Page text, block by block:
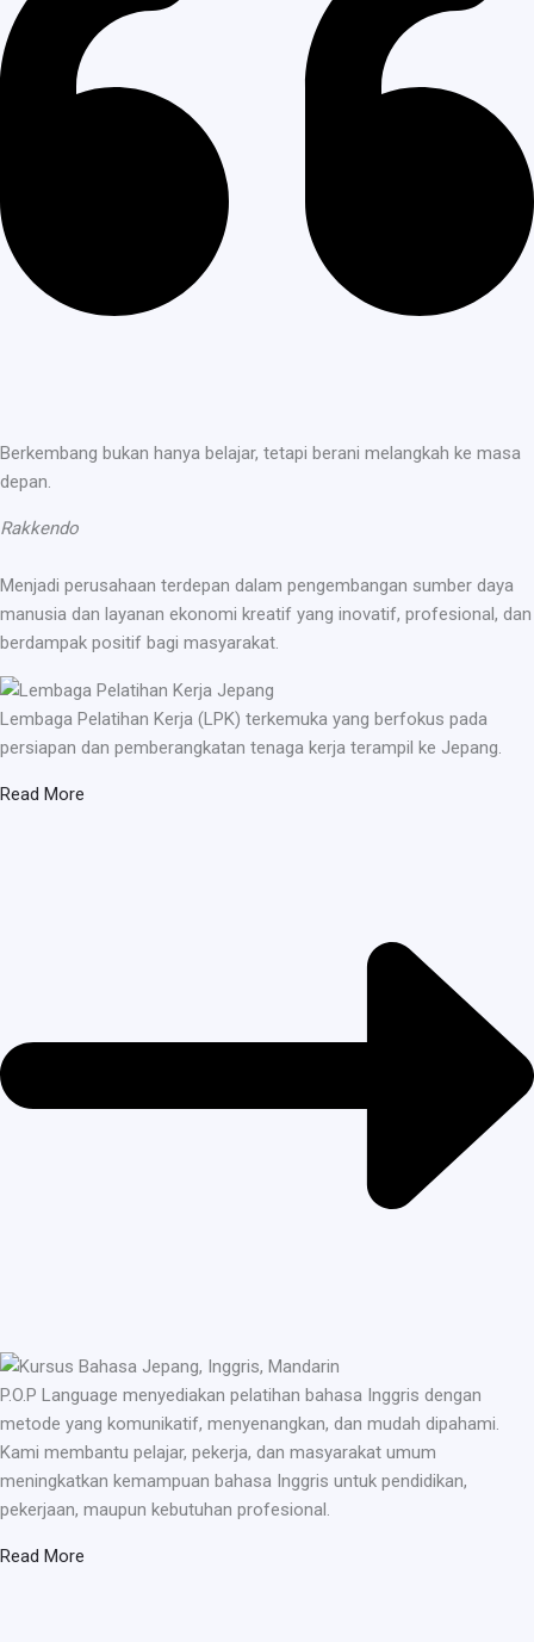
Berkembang bukan hanya belajar, tetapi berani melangkah ke masa
depan.
Rakkendo
Menjadi perusahaan terdepan dalam pengembangan sumber daya
manusia dan layanan ekonomi kreatif yang inovatif, profesional, dan
berdampak positif bagi masyarakat.
Lembaga Pelatihan Kerja (LPK) terkemuka yang berfokus pada
persiapan dan pemberangkatan tenaga kerja terampil ke Jepang.
Read More
P.O.P Language menyediakan pelatihan bahasa Inggris dengan
metode yang komunikatif, menyenangkan, dan mudah dipahami.
Kami membantu pelajar, pekerja, dan masyarakat umum
meningkatkan kemampuan bahasa Inggris untuk pendidikan,
pekerjaan, maupun kebutuhan profesional.
Read More